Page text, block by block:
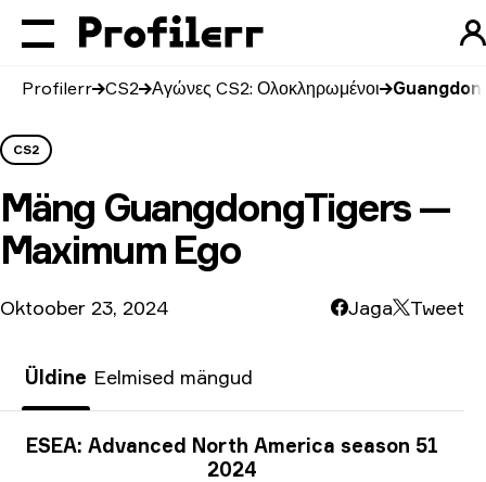
Profilerr CS2 Αγώνες CS2: Ολοκληρωμένοι
CS2
Mäng GuangdongTigers —
Maximum Ego
Oktoober 23, 2024 Jaga Tweet
Üldine Eelmised mängud
Turniiri info
ESEA: Advanced North America season 51
2024